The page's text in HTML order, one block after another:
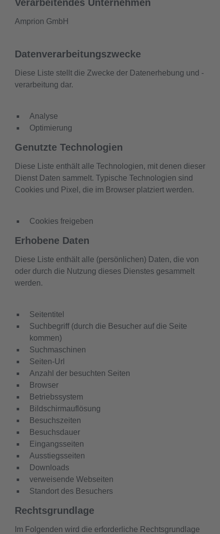
Verarbeitendes Unternehmen
Amprion GmbH
Datenverarbeitungszwecke
Diese Liste stellt die Zwecke der Datenerhebung und -
verarbeitung dar.
Analyse
Optimierung
Genutzte Technologien
Diese Liste enthält alle Technologien, mit denen dieser
Dienst Daten sammelt. Typische Technologien sind
Cookies und Pixel, die im Browser platziert werden.
Cookies freigeben
Erhobene Daten
Diese Liste enthält alle (persönlichen) Daten, die von
oder durch die Nutzung dieses Dienstes gesammelt
werden.
Seitentitel
Suchbegriff (durch die Besucher auf die Seite
kommen)
Suchmaschinen
Seiten-Url
Anzahl der besuchten Seiten
Browser
Betriebssystem
Bildschirmauflösung
Besuchszeiten
Besuchsdauer
Eingangsseiten
Ausstiegsseiten
Downloads
verweisende Webseiten
Standort des Besuchers
Rechtsgrundlage
Im Folgenden wird die erforderliche Rechtsgrundlage